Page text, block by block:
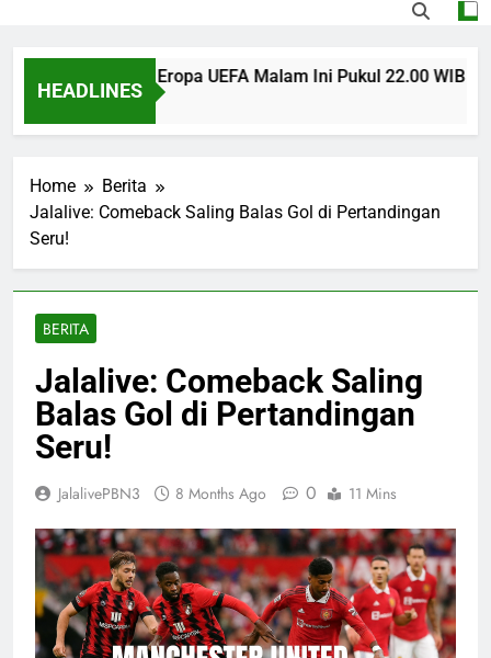
HEADLINES
U Craiova Liga Eropa UEFA Malam Ini Pukul 22.00 WIB
Home
Berita
Jalalive: Comeback Saling Balas Gol di Pertandingan
Seru!
BERITA
Jalalive: Comeback Saling
Balas Gol di Pertandingan
Seru!
JalalivePBN3 8 Months Ago 0 11 Mins